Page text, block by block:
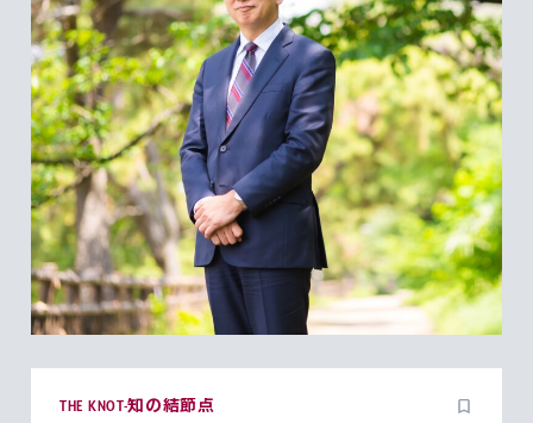
THE KNOT-知の結節点